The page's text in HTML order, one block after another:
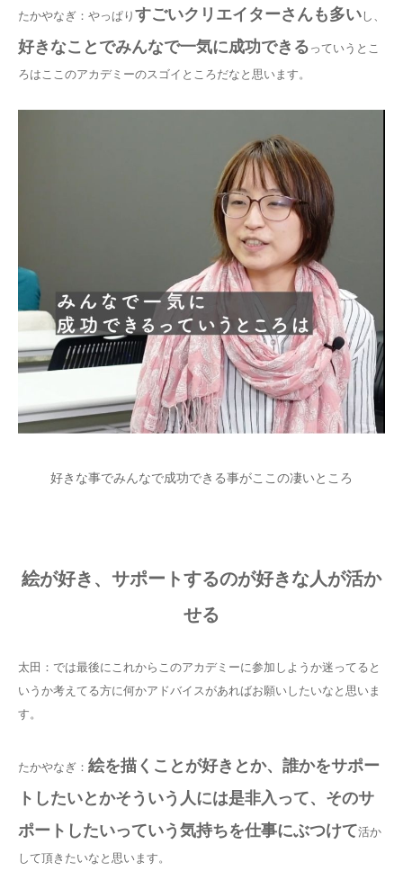
たかやなぎ：やっぱり すごいクリエイターさんも多い し、
好きなことでみんなで一気に成功できる っていうとこ
ろはここのアカデミーのスゴイところだなと思います。
好きな事でみんなで成功できる事がここの凄いところ
絵が好き、サポートするのが好きな人が活か
せる
太田：では最後にこれからこのアカデミーに参加しようか迷ってると
いうか考えてる方に何かアドバイスがあればお願いしたいなと思いま
す。
たかやなぎ： 絵を描くことが好きとか、誰かをサポー
トしたいとかそういう人には是非入って、そのサ
ポートしたいっていう気持ちを仕事にぶつけて活か
して頂きたいなと思います。